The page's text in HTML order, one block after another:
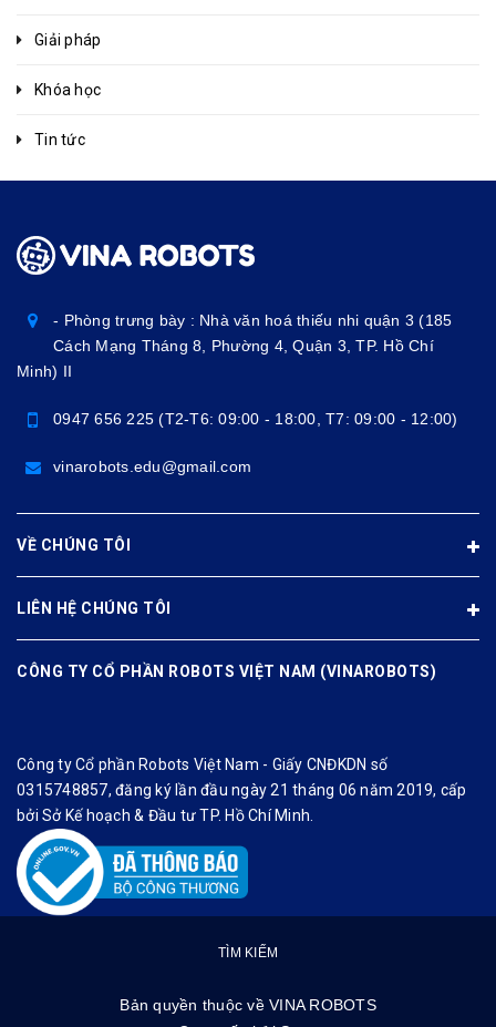
Giải pháp
Khóa học
Tin tức
- Phòng trưng bày : Nhà văn hoá thiếu nhi quận 3 (185
Cách Mạng Tháng 8, Phường 4, Quận 3, TP. Hồ Chí
Minh) II
0947 656 225 (T2-T6: 09:00 - 18:00, T7: 09:00 - 12:00)
vinarobots.edu@gmail.com
VỀ CHÚNG TÔI
LIÊN HỆ CHÚNG TÔI
CÔNG TY CỔ PHẦN ROBOTS VIỆT NAM (VINAROBOTS)
Công ty Cổ phần Robots Việt Nam - Giấy CNĐKDN số
0315748857, đăng ký lần đầu ngày 21 tháng 06 năm 2019, cấp
bởi Sở Kế hoạch & Đầu tư TP. Hồ Chí Minh.
TÌM KIẾM
Bản quyền thuộc về VINA ROBOTS